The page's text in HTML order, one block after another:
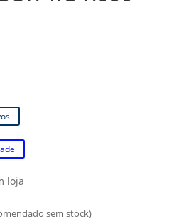
loja
sem stock)